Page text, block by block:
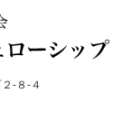
-８-４